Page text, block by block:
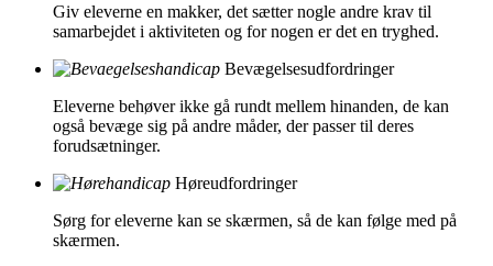
Giv eleverne en makker, det sætter nogle andre krav til
samarbejdet i aktiviteten og for nogen er det en tryghed.
Bevægelsesudfordringer
Eleverne behøver ikke gå rundt mellem hinanden, de kan
også bevæge sig på andre måder, der passer til deres
forudsætninger.
Høreudfordringer
Sørg for eleverne kan se skærmen, så de kan følge med på
skærmen.